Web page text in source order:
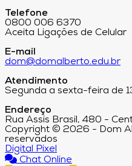
Telefone
0800 006 6370
Aceita Ligações de Celular
E-mail
dom@domalberto.edu.br
Atendimento
Segunda a sexta-feira de
Endereço
Rua Assis Brasil, 480 -
Copyright © 2026 - Dom
reservados
Digital Pixel
Chat Online